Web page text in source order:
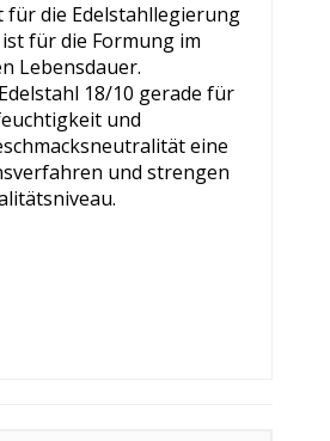
für die Edelstahllegierung
für die Formung im
Lebensdauer.
18/10 gerade für
und
eine
und strengen